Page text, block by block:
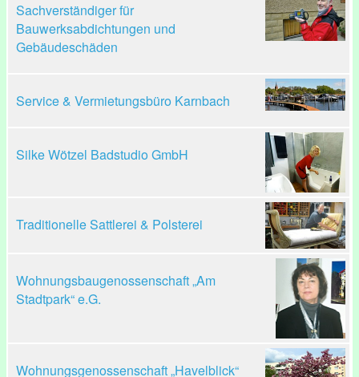
Sachverständiger für
Bauwerksabdichtungen und
Gebäudeschäden
Service & Vermietungsbüro Karnbach
Silke Wötzel Badstudio GmbH
Traditionelle Sattlerei & Polsterei
Wohnungsbaugenossenschaft „Am
Stadtpark“ e.G.
Wohnungsgenossenschaft „Havelblick“